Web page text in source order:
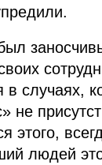
в случаях,
не
этого,
людей